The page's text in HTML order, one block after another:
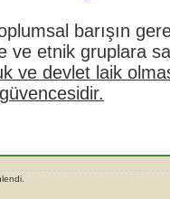
barışın
ve etnik gruplara
ve devlet laik